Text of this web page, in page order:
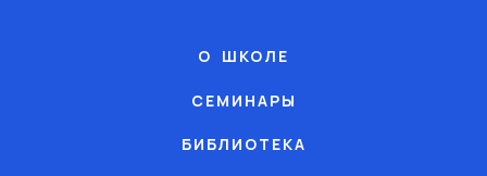
О ШКОЛЕ
СЕМИНАРЫ
БИБЛИОТЕКА